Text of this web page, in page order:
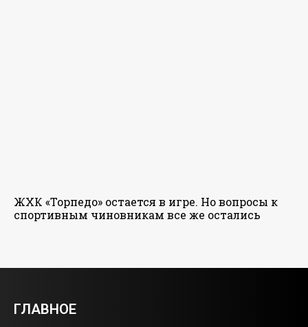
ЖХК «Торпедо» остается в игре. Но вопросы к
спортивным чиновникам все же остались
ГЛАВНОЕ